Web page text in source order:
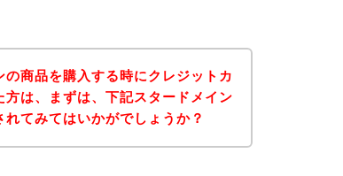
商品を購入する時にクレジットカ
は、まずは、下記スタードメイン
てみてはいかがでしょうか？